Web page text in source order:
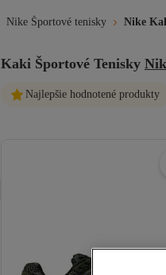
Nike Športové tenisky Nike
Kaki Športové Tenisky
Najlepšie hodnotené produkty